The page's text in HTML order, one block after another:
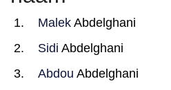
Malek Abdelghani
Sidi Abdelghani
Abdou Abdelghani